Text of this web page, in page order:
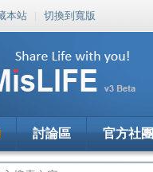
本站 | 切換到寬版
討論區 官方社團